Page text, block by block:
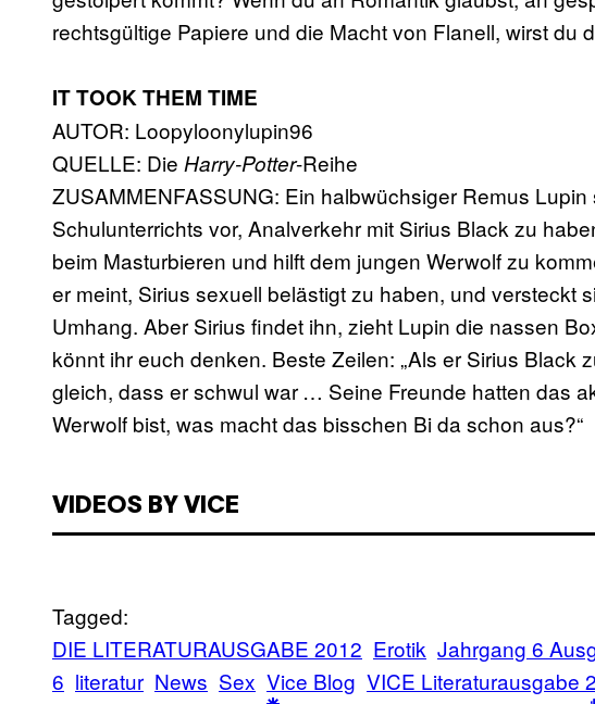
rechtsgültige Papiere und die Macht von Flanell, wirst du
IT TOOK THEM TIME
AUTOR: Loopyloonylupin96
QUELLE: Die Harry-Potter-Reihe
ZUSAMMENFASSUNG: Ein halbwüchsiger Remus
Schulunterrichts vor, Analverkehr mit Sirius Black zu
beim Masturbieren und hilft dem jungen Werwolf zu
er meint, Sirius sexuell belästigt zu haben, und versteckt
Umhang. Aber Sirius findet ihn, zieht Lupin die nassen
könnt ihr euch denken. Beste Zeilen: „Als er Sirius Black
gleich, dass er schwul war … Seine Freunde hatten das
Werwolf bist, was macht das bisschen Bi da schon aus?“
VIDEOS BY VICE
Tagged:
DIE LITERATURAUSGABE 2012 Erotik Jahrgang 6
6 literatur News Sex Vice Blog VICE Literaturausgabe